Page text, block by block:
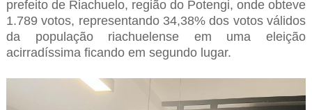
prefeito de Riachuelo, região do Potengi, onde obteve
1.789 votos, representando 34,38% dos votos válidos
da população riachuelense em uma eleição
acirradíssima ficando em segundo lugar.